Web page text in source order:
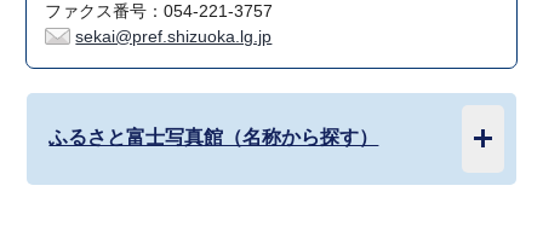
ファクス番号：054-221-3757
sekai@pref.shizuoka.lg.jp
ふるさと富士写真館（名称から探す）